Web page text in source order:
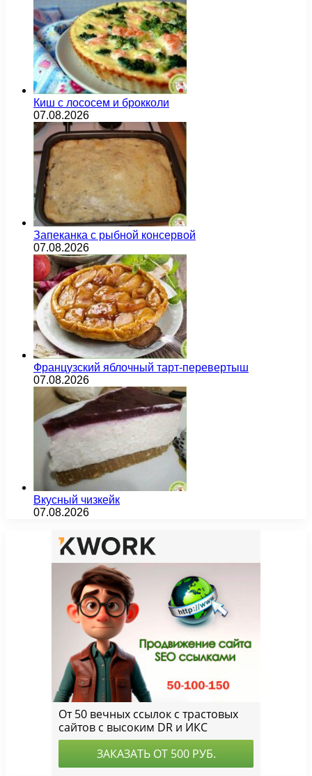
Киш с лососем и брокколи
07.08.2026
Запеканка с рыбной консервой
07.08.2026
Французский яблочный тарт-перевертыш
07.08.2026
Вкусный чизкейк
07.08.2026